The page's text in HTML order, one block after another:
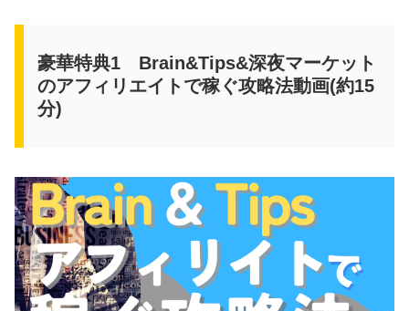
豪華特典1 Brain&Tips&深夜マーケット
のアフィリエイトで稼ぐ攻略法動画(約15
分)